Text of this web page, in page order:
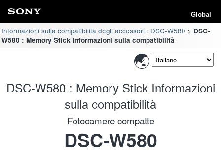
Global
Informazioni sulla compatibilità degli accessori : DSC-W580
DSC-
W580 : Memory Stick Informazioni sulla compatibilità
DSC-W580 : Memory Stick Informazioni
sulla compatibilità
Fotocamere compatte
DSC-W580